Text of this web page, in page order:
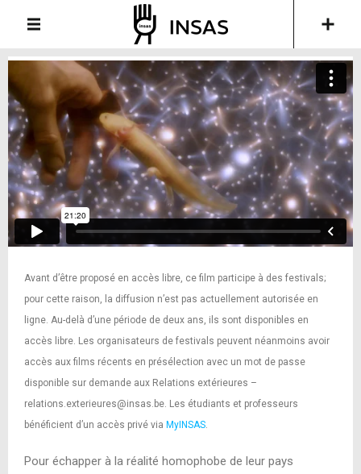
Avant d’être proposé en accès libre, ce film participe à des festivals;
pour cette raison, la diffusion n’est pas actuellement autorisée en
ligne. Au-delà d’une période de deux ans, ils sont disponibles en
accès libre. Les organisateurs de festivals peuvent néanmoins avoir
accès aux films récents en présélection avec un mot de passe
disponible sur demande aux Relations extérieures –
relations.exterieures@insas.be. Les étudiants et professeurs
bénéficient d’un accès privé via MyINSAS.
Pour échapper à la réalité homophobe de leur pays